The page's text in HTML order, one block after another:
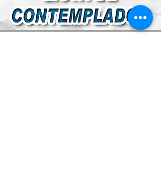
ENTENDA O CONSÓRCIO